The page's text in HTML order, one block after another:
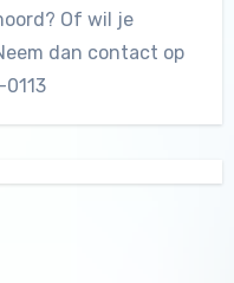
Of wil je
dan contact op